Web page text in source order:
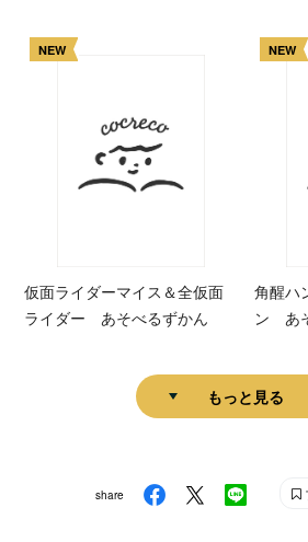
NEW
仮面ライダーマイス＆全仮面
ライダー あそべるずかん
NEW
角醒ハ
ン あ
もっと見る
share